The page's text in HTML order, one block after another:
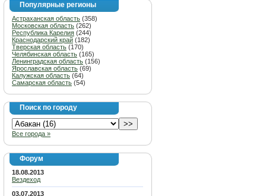
Популярные регионы
Астраханская область (358)
Московская область (262)
Республика Карелия (244)
Краснодарский край (182)
Тверская область (170)
Челябинская область (165)
Ленинградская область (156)
Ярославская область (69)
Калужская область (64)
Самарская область (54)
Поиск по городу
Все города »
Форум
18.08.2013
Вездеход
03.07.2013